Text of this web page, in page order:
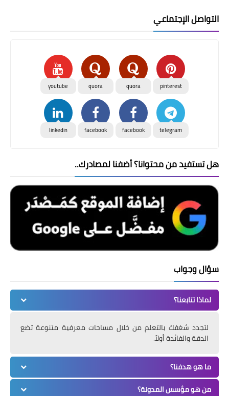
التواصل الإجتماعي
pinterest
quora
quora
youtube
telegram
facebook
facebook
linkedin
هل تستفيد من محتوانا؟ أضفنا لمصادرك..
سؤال وجواب
لماذا تتابعنا؟
لتجدد شغفك بالتعلم من خلال مساحات معرفية متنوعة تضع
الدقة والفائدة أولاً.
ما هو هدفنا؟
من هو مؤسس المدونة؟